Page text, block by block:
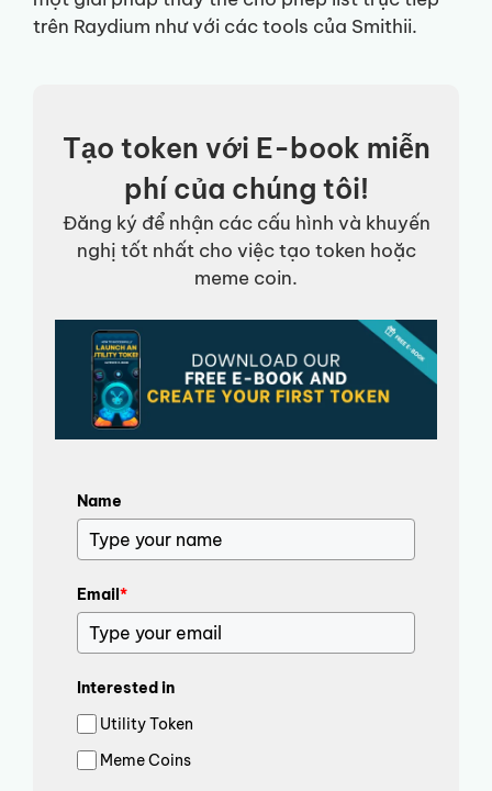
trên Raydium như với các tools của Smithii.
Tạo token với E-book miễn
phí của chúng tôi!
Đăng ký để nhận các cấu hình và khuyến
nghị tốt nhất cho việc tạo token hoặc
meme coin.
Name
Email*
Interested in
Utility Token
Meme Coins